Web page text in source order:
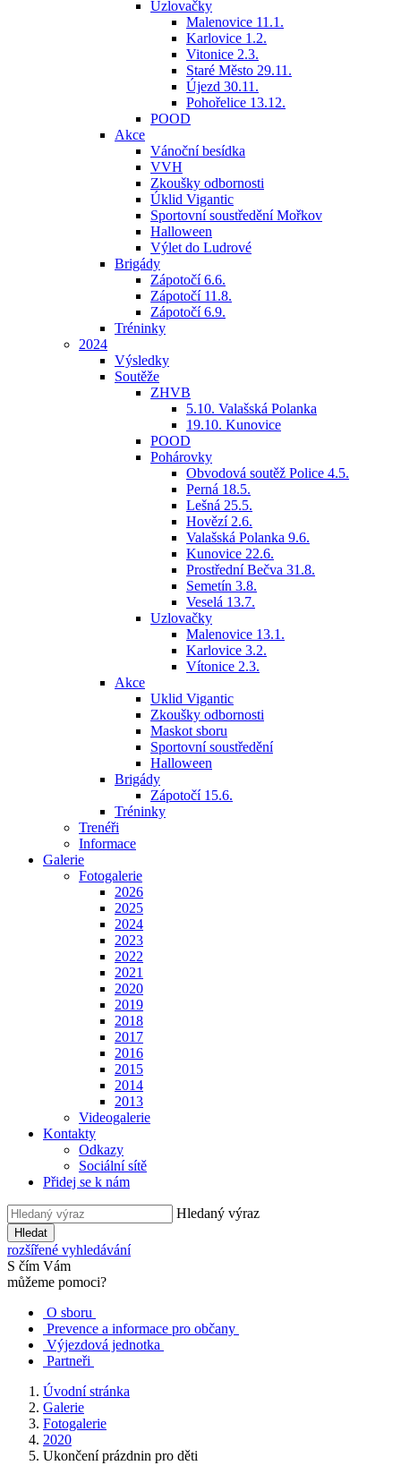
Uzlovačky
Malenovice 11.1.
Karlovice 1.2.
Vitonice 2.3.
Staré Město 29.11.
Újezd 30.11.
Pohořelice 13.12.
POOD
Akce
Vánoční besídka
VVH
Zkoušky odbornosti
Úklid Vigantic
Sportovní soustředění Mořkov
Halloween
Výlet do Ludrové
Brigády
Zápotočí 6.6.
Zápotočí 11.8.
Zápotočí 6.9.
Tréninky
2024
Výsledky
Soutěže
ZHVB
5.10. Valašská Polanka
19.10. Kunovice
POOD
Pohárovky
Obvodová soutěž Police 4.5.
Perná 18.5.
Lešná 25.5.
Hovězí 2.6.
Valašská Polanka 9.6.
Kunovice 22.6.
Prostřední Bečva 31.8.
Semetín 3.8.
Veselá 13.7.
Uzlovačky
Malenovice 13.1.
Karlovice 3.2.
Vítonice 2.3.
Akce
Uklid Vigantic
Zkoušky odbornosti
Maskot sboru
Sportovní soustředění
Halloween
Brigády
Zápotočí 15.6.
Tréninky
Trenéři
Informace
Galerie
Fotogalerie
2026
2025
2024
2023
2022
2021
2020
2019
2018
2017
2016
2015
2014
2013
Videogalerie
Kontakty
Odkazy
Sociální sítě
Přidej se k nám
Hledaný výraz
Hledat
rozšířené vyhledávání
S čím Vám
můžeme pomoci?
O sboru
Prevence a informace pro občany
Výjezdová jednotka
Partneři
Úvodní stránka
Galerie
Fotogalerie
2020
Ukončení prázdnin pro děti